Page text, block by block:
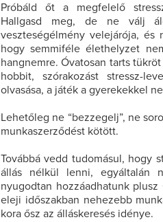
Próbáld őt a megfelelő
Hallgasd meg, de ne válj
veszteségélmény velejárója, és
hogy semmiféle élethelyzet
hangnemre. Óvatosan tarts
hobbit, szórakozást stressz-
olvasása, a játék a gyerekekkel
Lehetőleg ne “bezzegelj”, ne
munkaszerződést kötött.
Továbbá vedd tudomásul, hogy
állás nélkül lenni, egyáltalán
nyugodtan hozzáadhatunk
eleji időszakban nehezebb
kora ősz az álláskeresés idénye.